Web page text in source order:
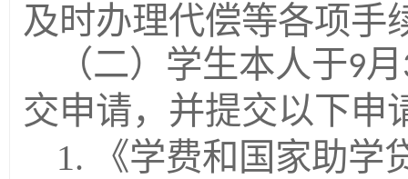
及时办理代偿等各项手
（二）学生本人于9月
交申请，并提交以下申
1.
《学费和国家助